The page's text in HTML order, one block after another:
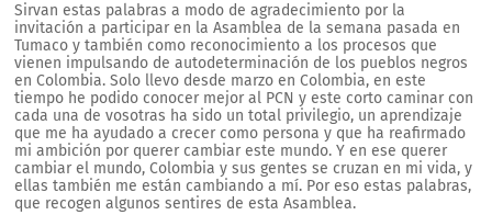
Sirvan estas palabras a modo de agradecimiento por la
invitación a participar en la Asamblea de la semana pasada en
Tumaco y también como reconocimiento a los procesos que
vienen impulsando de autodeterminación de los pueblos negros
en Colombia. Solo llevo desde marzo en Colombia, en este
tiempo he podido conocer mejor al PCN y este corto caminar con
cada una de vosotras ha sido un total privilegio, un aprendizaje
que me ha ayudado a crecer como persona y que ha reafirmado
mi ambición por querer cambiar este mundo. Y en ese querer
cambiar el mundo, Colombia y sus gentes se cruzan en mi vida, y
ellas también me están cambiando a mí. Por eso estas palabras,
que recogen algunos sentires de esta Asamblea.